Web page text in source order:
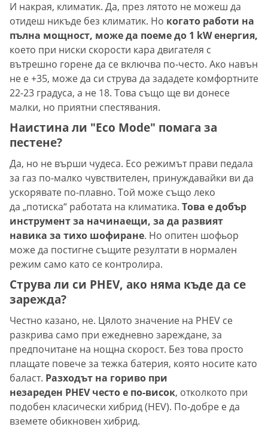
И накрая, климатик. Да, през лятото не можеш да
отидеш никъде без климатик. Но когато работи на
пълна мощност, може да поеме до 1 kW енергия,
което при ниски скорости кара двигателя с
вътрешно горене да се включва по-често. Ако навън
не е +35, може да си струва да зададете комфортните
22-23 градуса, а не 18. Това също ще ви донесе
малки, но приятни спестявания.
Наистина ли "Eco Mode" помага за
пестене?
Да, но не върши чудеса. Eco режимът прави педала
за газ по-малко чувствителен, принуждавайки ви да
ускорявате по-плавно. Той може също леко
да „потиска“ работата на климатика. Това е добър
инструмент за начинаещи, за да развият
навика за тихо шофиране. Но опитен шофьор
може да постигне същите резултати в нормален
режим само като се контролира.
Струва ли си PHEV, ако няма къде да се
зарежда?
Честно казано, не. Цялото значение на PHEV се
разкрива само при ежедневно зареждане, за
предпочитане на нощна скорост. Без това просто
плащате повече за тежка батерия, която носите като
баласт. Разходът на гориво при
незареден PHEV често е по-висок, отколкото при
подобен класически хибрид (HEV). По-добре е да
вземете обикновен хибрид.